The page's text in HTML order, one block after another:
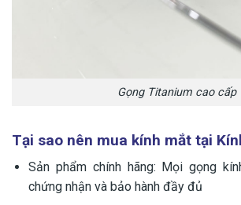
Gọng Titanium cao cấp
Tại sao nên mua kính mắt tại
Sản phẩm chính hãng: Mọi gọng
chứng nhận và bảo hành đầy đủ